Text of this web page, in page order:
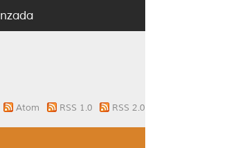
Atom RSS 1.0 RSS 2.0